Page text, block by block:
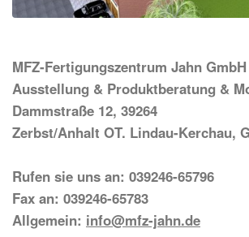
MFZ-Fertigungszentrum Jahn GmbH
Ausstellung & Produktberatung &
Dammstraße 12, 39264
Zerbst/Anhalt OT. Lindau-Kerchau,
Rufen sie uns an: 039246-65796
Fax an: 039246-65783
Allgemein: info@mfz-jahn.de